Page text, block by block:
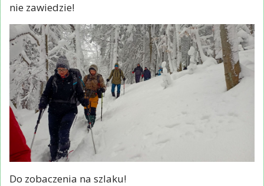
nie zawiedzie!
Do zobaczenia na szlaku!